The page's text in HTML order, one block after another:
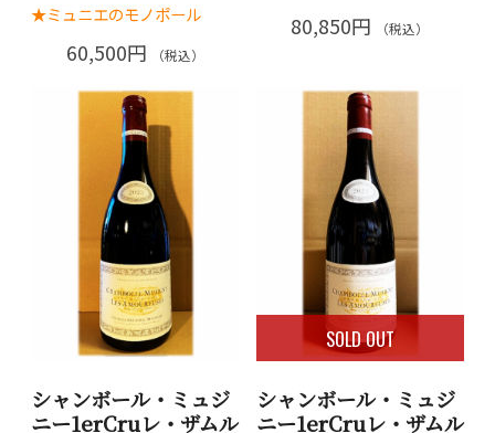
★ミュニエのモノポール
60,500円 （税込）
80,850円 （税込）
シャンボール・ミュジ
ニー1erCruレ・ザムル
SOLD OUT
シャンボール・ミュジ
ニー1erCruレ・ザムル